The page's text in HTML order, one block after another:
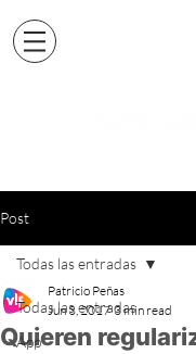
Post
Todas las entradas
App
Todas las entradas
Quieren
Patricio Peñas
Jun 3, 2017 3 min read